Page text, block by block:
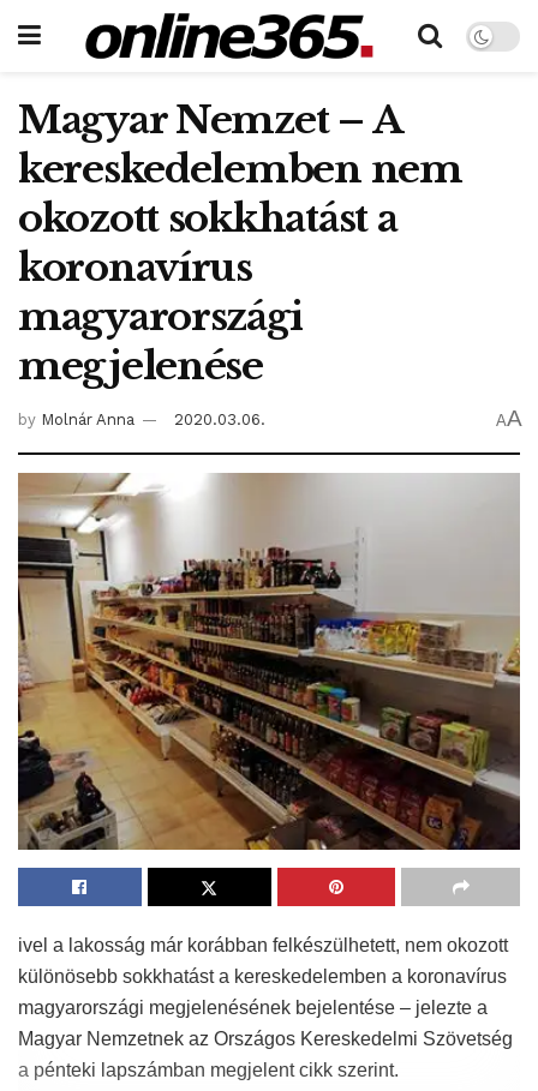
Magyar Nemzet – A
kereskedelemben nem
okozott sokkhatást a
koronavírus
magyarországi
megjelenése
by Molnár Anna 2020.03.06. AA
ivel a lakosság már korábban felkészülhetett, nem okozott
különösebb sokkhatást a kereskedelemben a koronavírus
magyarországi megjelenésének bejelentése – jelezte a
Magyar Nemzetnek az Országos Kereskedelmi Szövetség
a pénteki lapszámban megjelent cikk szerint.